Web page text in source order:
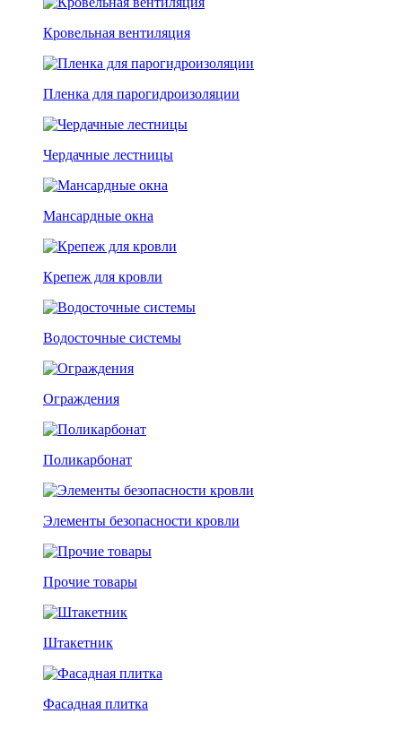
Кровельная вентиляция
Пленка для парогидроизоляции
Чердачные лестницы
Мансардные окна
Крепеж для кровли
Водосточные системы
Ограждения
Поликарбонат
Элементы безопасности кровли
Прочие товары
Штакетник
Фасадная плитка